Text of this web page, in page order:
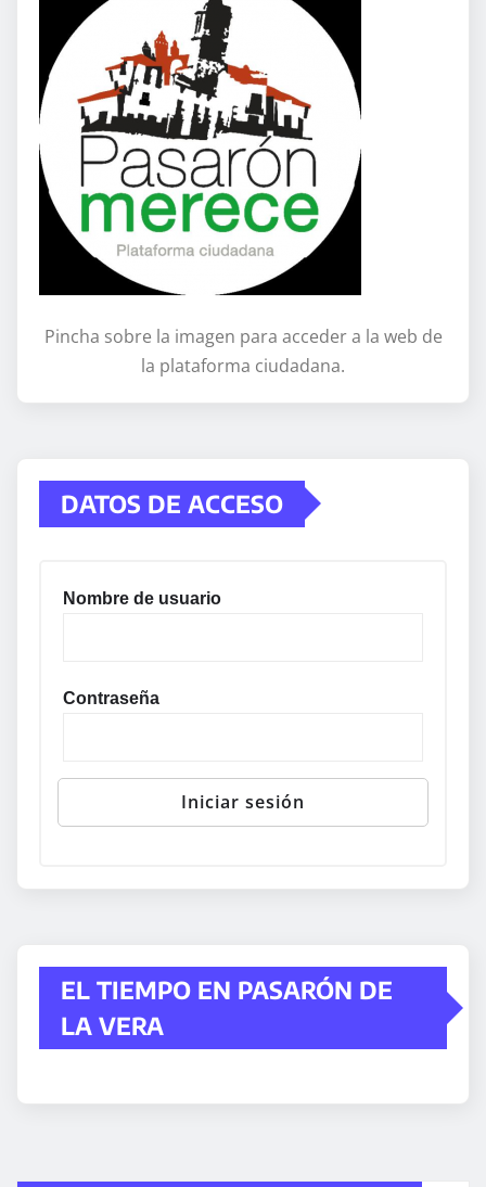
Pincha sobre la imagen para acceder a la web de
la plataforma ciudadana.
DATOS DE ACCESO
Nombre de usuario
Contraseña
EL TIEMPO EN PASARÓN DE
LA VERA